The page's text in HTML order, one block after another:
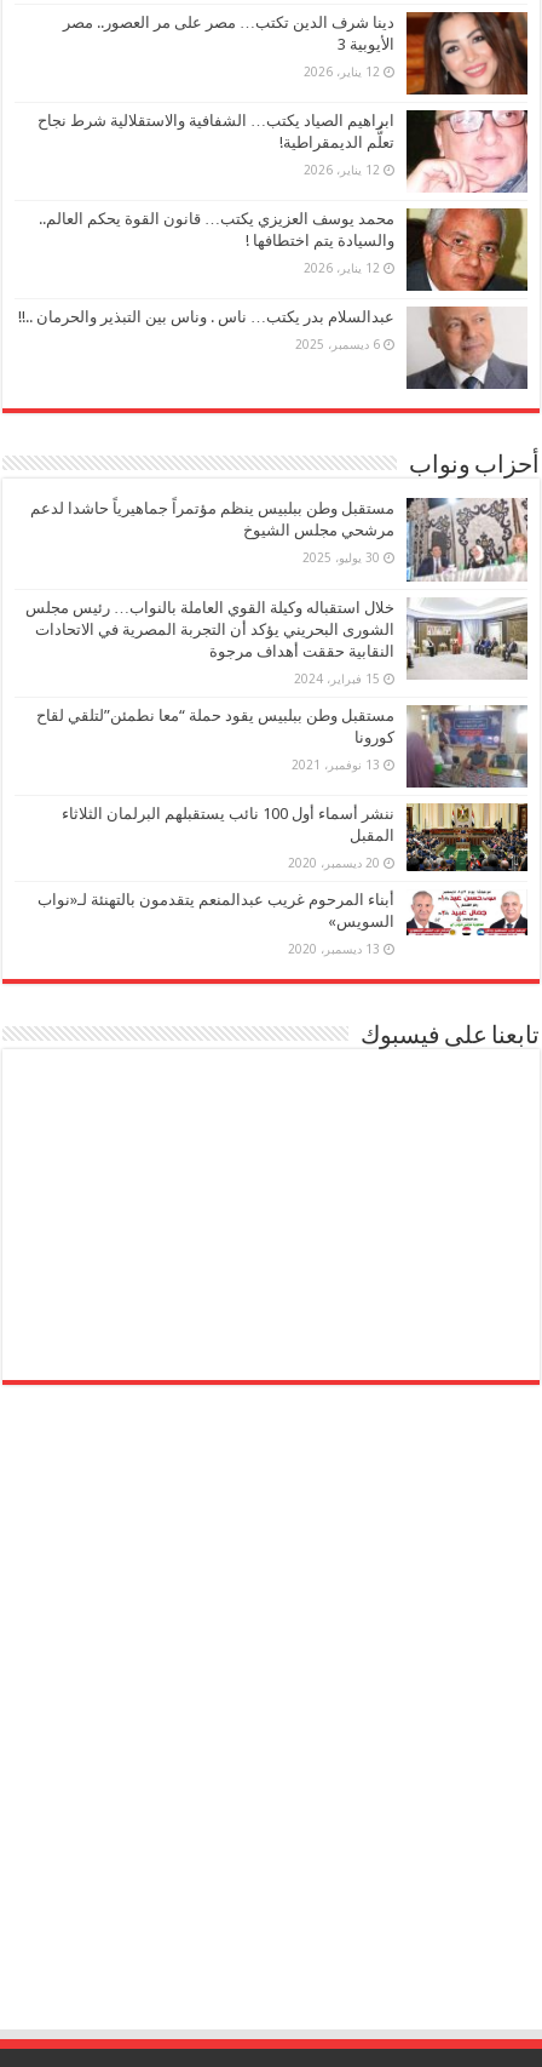
دينا شرف الدين تكتب… مصر على مر العصور.. مصر
الأيوبية 3
12 يناير، 2026
ابراهيم الصياد يكتب… الشفافية والاستقلالية شرط نجاح
تعلُّم الديمقراطية!
12 يناير، 2026
محمد يوسف العزيزي يكتب… قانون القوة يحكم العالم..
والسيادة يتم اختطافها !
12 يناير، 2026
عبدالسلام بدر يكتب… ناس . وناس بين التبذير والحرمان ..!!
6 ديسمبر، 2025
أحزاب ونواب
مستقبل وطن ببلبيس ينظم مؤتمراً جماهيرياً حاشدا لدعم
مرشحي مجلس الشيوخ
30 يوليو، 2025
خلال استقباله وكيلة القوي العاملة بالنواب… رئيس مجلس
الشورى البحريني يؤكد أن التجربة المصرية في الاتحادات
النقابية حققت أهداف مرجوة
15 فبراير، 2024
مستقبل وطن ببلبيس يقود حملة “معا نطمئن”لتلقي لقاح
كورونا
13 نوفمبر، 2021
ننشر أسماء أول 100 نائب يستقبلهم البرلمان الثلاثاء
المقبل
20 ديسمبر، 2020
أبناء المرحوم غريب عبدالمنعم يتقدمون بالتهنئة لـ«نواب
السويس»
13 ديسمبر، 2020
تابعنا على فيسبوك